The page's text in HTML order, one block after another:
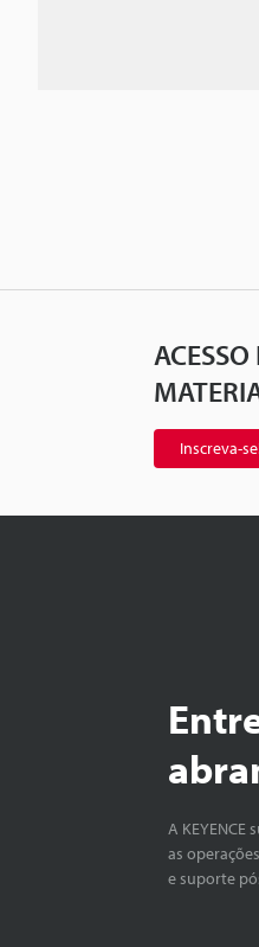
Inscreva-
A
as
e suporte